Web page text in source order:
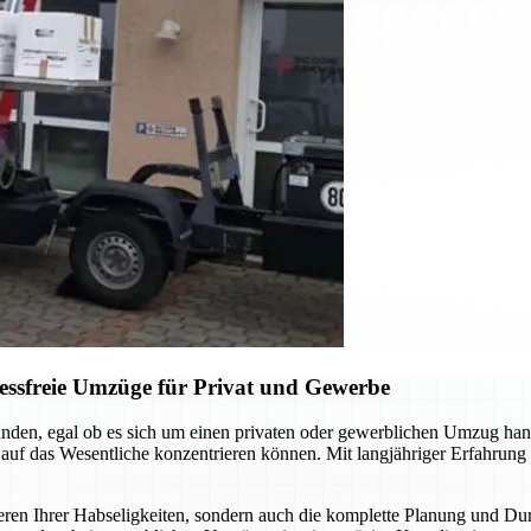
Umzüge für Privat und Gewerbe
egal ob es sich um einen privaten oder gewerblichen Umzug
das Wesentliche konzentrieren können. Mit langjähriger
Ihrer Habseligkeiten, sondern auch die komplette Planung und